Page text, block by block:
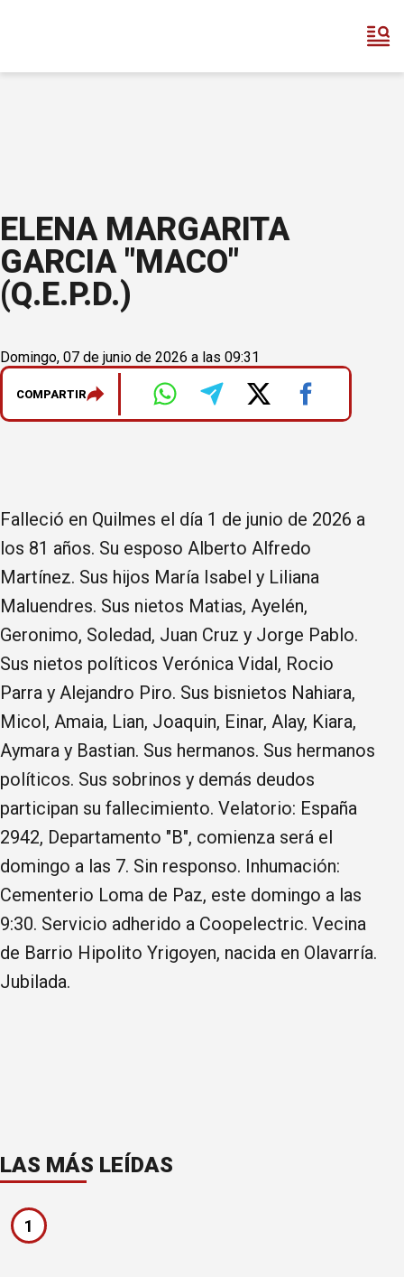
ELENA MARGARITA
GARCIA "MACO"
(Q.E.P.D.)
Domingo, 07 de junio de 2026 a las 09:31
COMPARTIR
Falleció en Quilmes el día 1 de junio de 2026 a
los 81 años. Su esposo Alberto Alfredo
Martínez. Sus hijos María Isabel y Liliana
Maluendres. Sus nietos Matias, Ayelén,
Geronimo, Soledad, Juan Cruz y Jorge Pablo.
Sus nietos políticos Verónica Vidal, Rocio
Parra y Alejandro Piro. Sus bisnietos Nahiara,
Micol, Amaia, Lian, Joaquin, Einar, Alay, Kiara,
Aymara y Bastian. Sus hermanos. Sus hermanos
políticos. Sus sobrinos y demás deudos
participan su fallecimiento. Velatorio: España
2942, Departamento "B", comienza será el
domingo a las 7. Sin responso. Inhumación:
Cementerio Loma de Paz, este domingo a las
9:30. Servicio adherido a Coopelectric. Vecina
de Barrio Hipolito Yrigoyen, nacida en Olavarría.
Jubilada.
LAS MÁS LEÍDAS
1